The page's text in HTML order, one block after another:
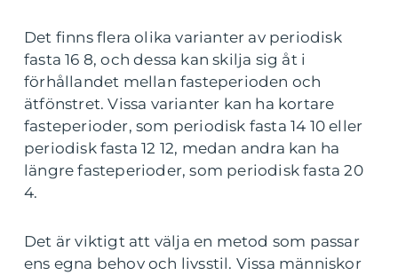
Det finns flera olika varianter av periodisk
fasta 16 8, och dessa kan skilja sig åt i
förhållandet mellan fasteperioden och
ätfönstret. Vissa varianter kan ha kortare
fasteperioder, som periodisk fasta 14 10 eller
periodisk fasta 12 12, medan andra kan ha
längre fasteperioder, som periodisk fasta 20
4.
Det är viktigt att välja en metod som passar
ens egna behov och livsstil. Vissa människor